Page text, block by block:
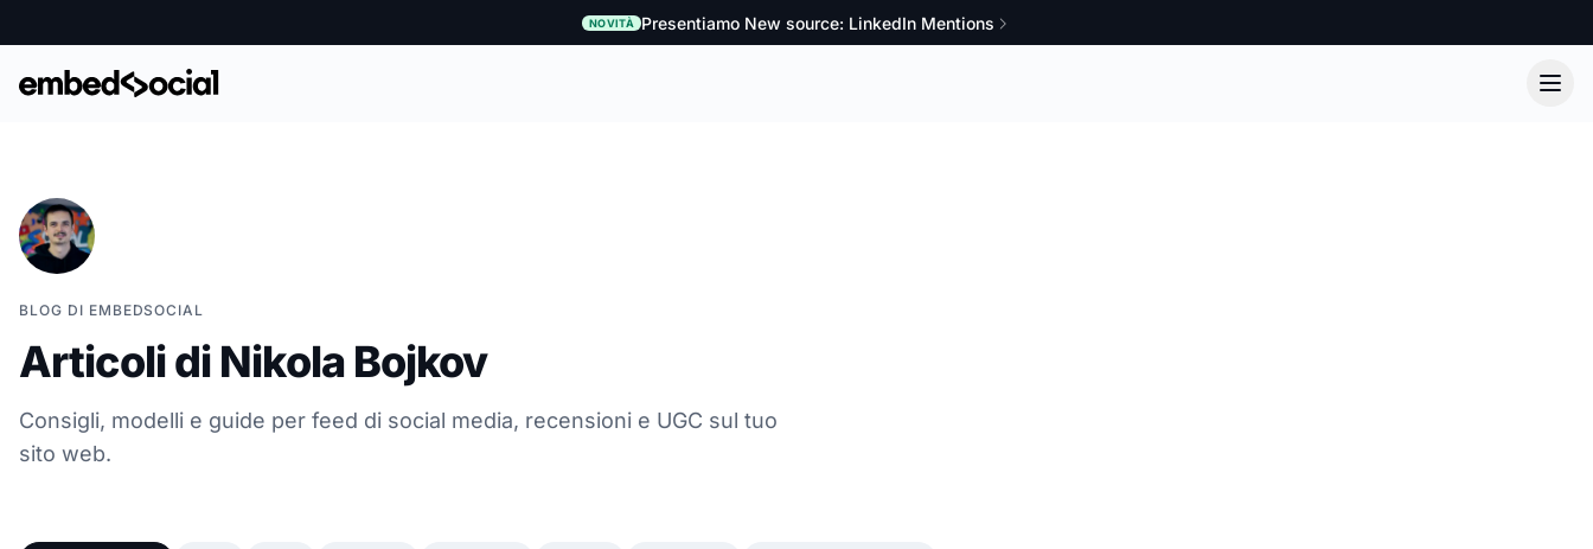
NOVITÀ Presentiamo New source: LinkedIn Mentions
BLOG DI EMBEDSOCIAL
Articoli di Nikola Bojkov
Consigli, modelli e guide per feed di social media, recensioni e UGC sul tuo
sito web.